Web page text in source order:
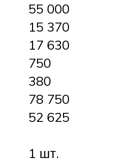
55 000
15 370
17 630
750
380
78 750
52 625
1 шт.